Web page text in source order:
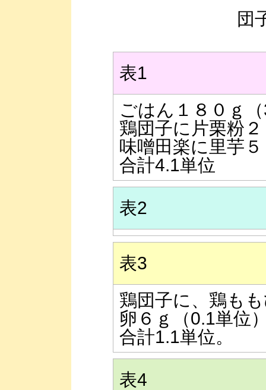
表1
ごはん１８０ｇ
鶏団子に片栗粉
味噌田楽に里芋
合計4.1単位
表2
表3
鶏団子に、鶏も
卵６ｇ（0.1単位
合計1.1単位。
表4